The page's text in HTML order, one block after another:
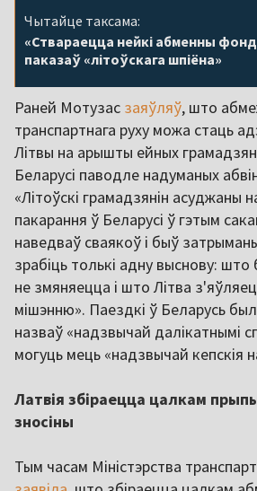
Чытайце таксама:
«Ствараецца нейкі абменны
паказаў «літоўскага шпіёна»
Раней Мотузас заяўляў, што
транспартнага руху можа стаць
Літвы на арышты ейных
Беларусі паводле надуманых
«Літоўскі грамадзянін асуджаны
пакарання ў Беларусі ў гэтым
наведваў сваякоў і быў
зрабіць толькі адну выснову: што
не змяняецца і што Літва
мішэнню». Паездкі ў Беларусь
назваў «надзвычай далікатнымі
могуць мець «надзвычай кепскія
Латвія збіраецца цалкам
зносіны
Тым часам Міністэрства